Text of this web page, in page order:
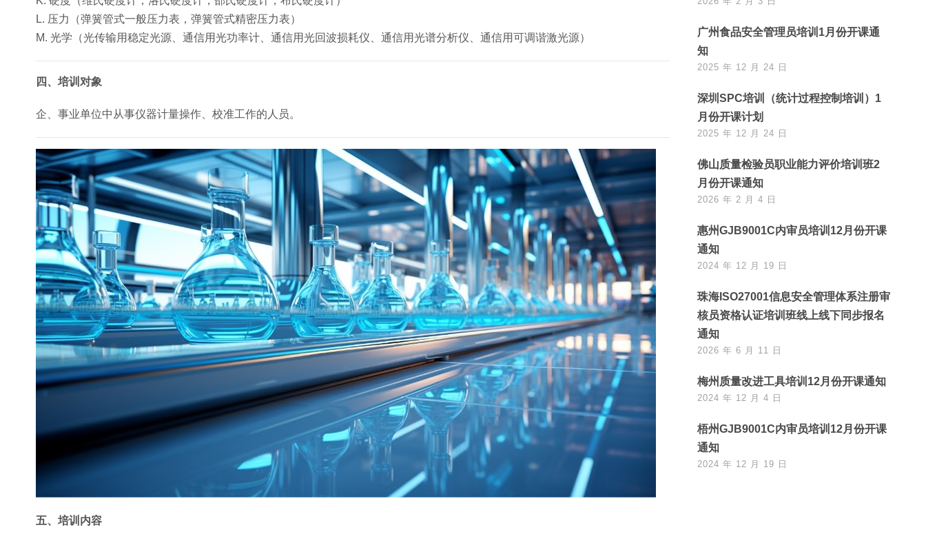
L. 压力（弹簧管式一般压力表，弹簧管式精密压力表）
M. 光学（光传输用稳定光源、通信用光功率计、通信用光回波损耗仪、通信用光谱分析仪、通信用可调谐激光源）
四、培训对象
企、事业单位中从事仪器计量操作、校准工作的人员。
五、培训内容
广州食品安全管理员培训1月份开课通
知
2025 年 12 月 24 日
深圳SPC培训（统计过程控制培训）1
月份开课计划
2025 年 12 月 24 日
佛山质量检验员职业能力评价培训班2
月份开课通知
2026 年 2 月 4 日
惠州GJB9001C内审员培训12月份开课
通知
2024 年 12 月 19 日
珠海ISO27001信息安全管理体系注册审
核员资格认证培训班线上线下同步报名
通知
2026 年 6 月 11 日
梅州质量改进工具培训12月份开课通知
2024 年 12 月 4 日
梧州GJB9001C内审员培训12月份开课
通知
2024 年 12 月 19 日